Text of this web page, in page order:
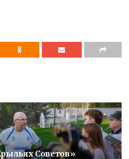
Советов»